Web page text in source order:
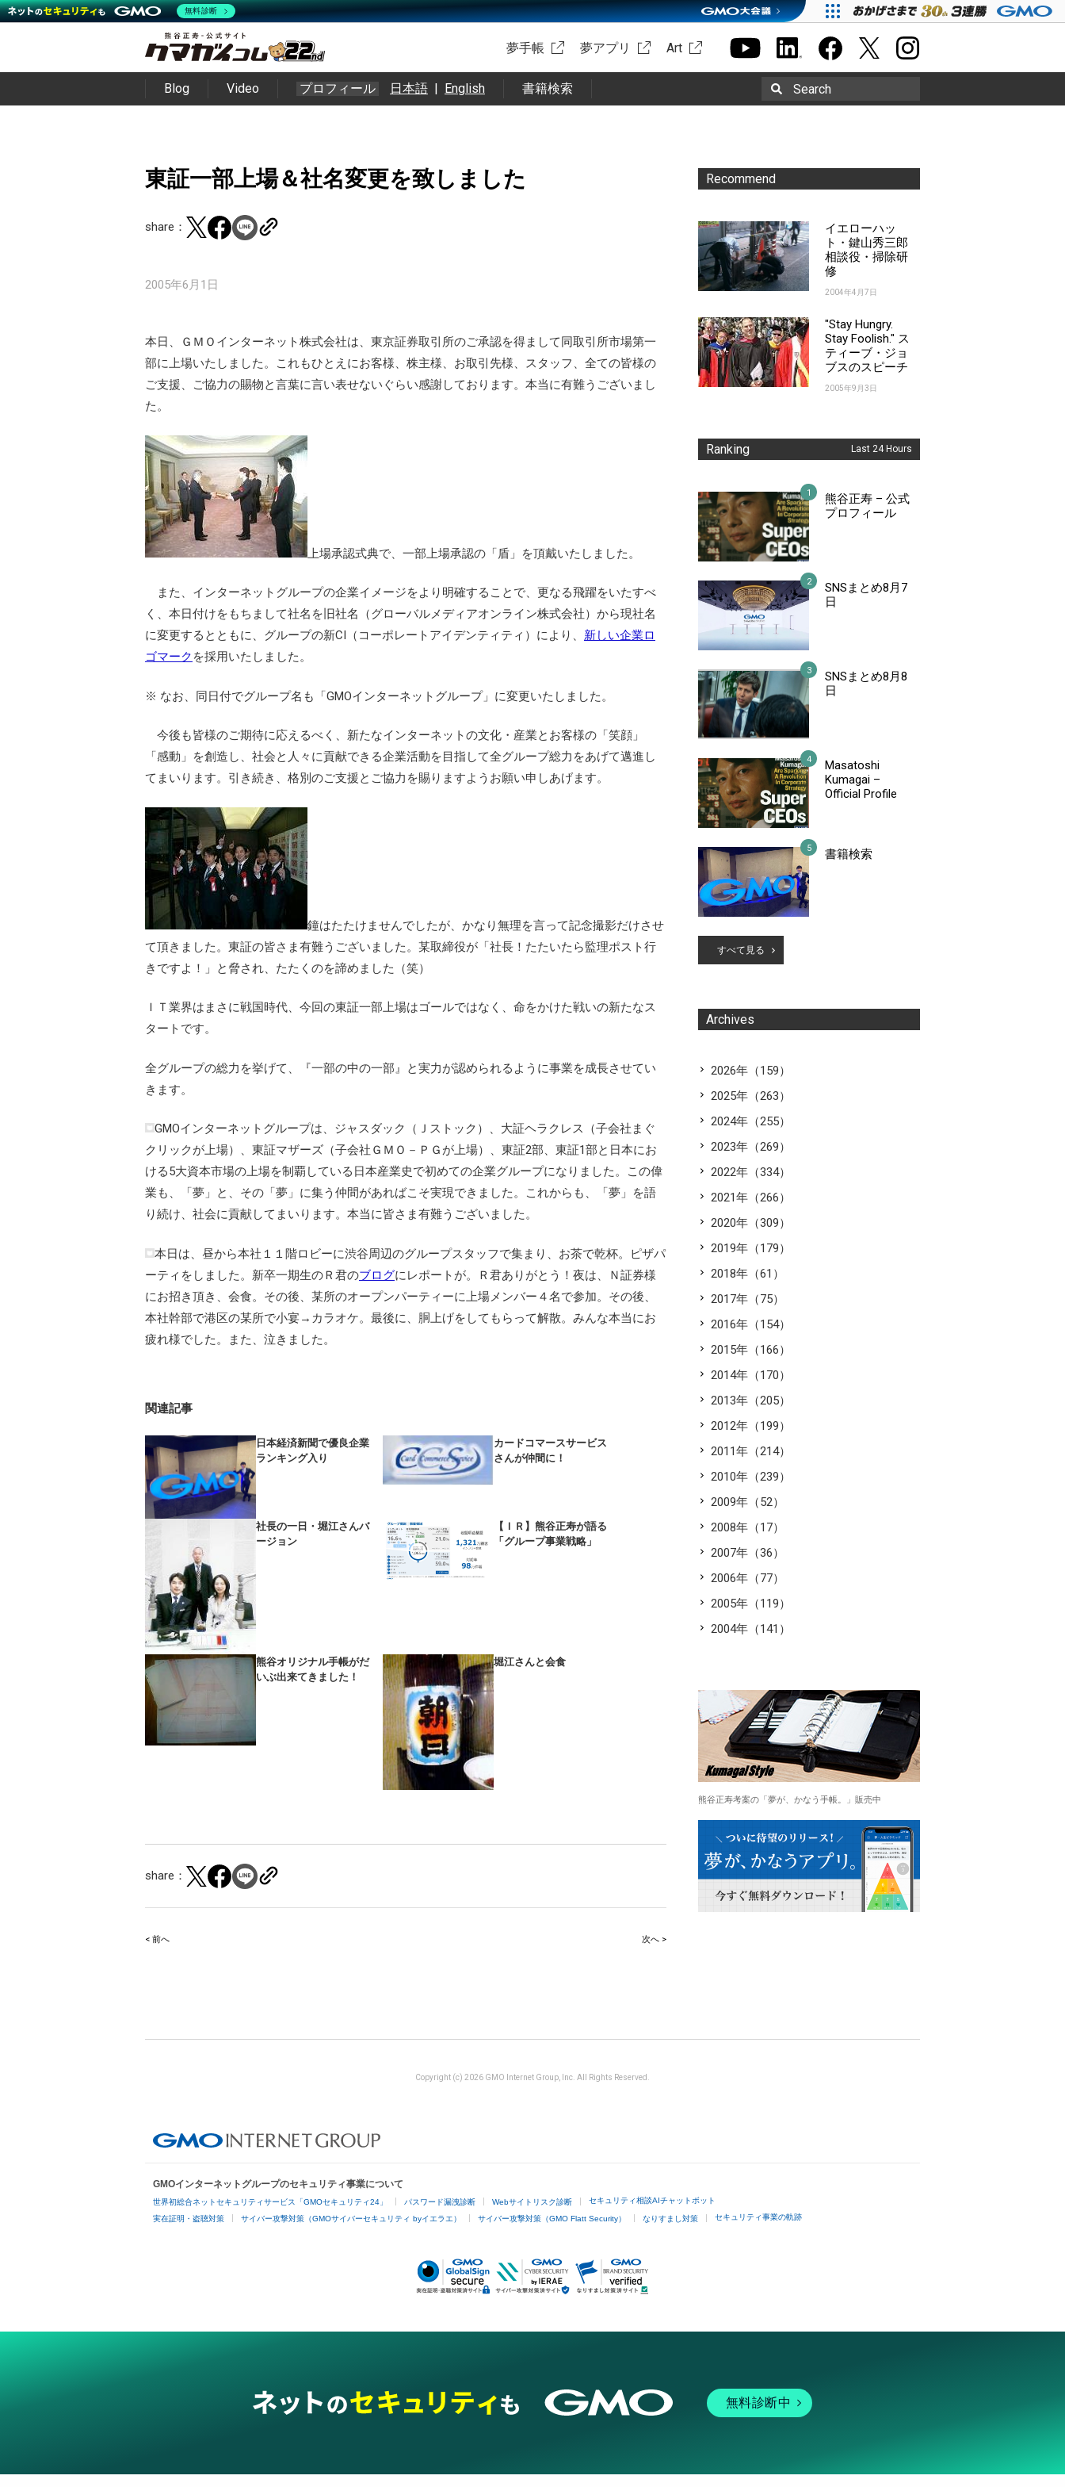
夢手帳 夢アプリ Art
Blog Video プロフィール 日本語 | English 書籍検索 Search
東証一部上場＆社名変更を致しました
share：
2005年6月1日
本日、ＧＭＯインターネット株式会社は、東京証券取引所のご承認を得まして同取引所市場第一
部に上場いたしました。これもひとえにお客様、株主様、お取引先様、スタッフ、全ての皆様の
ご支援、ご協力の賜物と言葉に言い表せないぐらい感謝しております。本当に有難うございまし
た。
上場承認式典で、一部上場承認の「盾」を頂戴いたしました。
また、インターネットグループの企業イメージをより明確することで、更なる飛躍をいたすべ
く、本日付けをもちまして社名を旧社名（グローバルメディアオンライン株式会社）から現社名
に変更するとともに、グループの新CI（コーポレートアイデンティティ）により、 新しい企業ロ
ゴマーク を採用いたしました。
※ なお、同日付でグループ名も「GMOインターネットグループ」に変更いたしました。
今後も皆様のご期待に応えるべく、新たなインターネットの文化・産業とお客様の「笑顔」
「感動」を創造し、社会と人々に貢献できる企業活動を目指して全グループ総力をあげて邁進し
てまいります。引き続き、格別のご支援とご協力を賜りますようお願い申しあげます。
鐘はたたけませんでしたが、かなり無理を言って記念撮影だけさせ
て頂きました。東証の皆さま有難うございました。某取締役が「社長！たたいたら監理ポスト行
きですよ！」と脅され、たたくのを諦めました（笑）
ＩＴ業界はまさに戦国時代、今回の東証一部上場はゴールではなく、命をかけた戦いの新たなス
タートです。
全グループの総力を挙げて、『一部の中の一部』と実力が認められるように事業を成長させてい
きます。
GMOインターネットグループは、ジャスダック（Ｊストック）、大証ヘラクレス（子会社まぐ
クリックが上場）、東証マザーズ（子会社ＧＭＯ－ＰＧが上場）、東証2部、東証1部と日本にお
ける5大資本市場の上場を制覇している日本産業史で初めての企業グループになりました。この偉
業も、「夢」と、その「夢」に集う仲間があればこそ実現できました。これからも、「夢」を語
り続け、社会に貢献してまいります。本当に皆さま有難うございました。
本日は、昼から本社１１階ロビーに渋谷周辺のグループスタッフで集まり、お茶で乾杯。ピザパ
ーティをしました。新卒一期生のＲ君のブログにレポートが。Ｒ君ありがとう！夜は、Ｎ証券様
にお招き頂き、会食。その後、某所のオープンパーティーに上場メンバー４名で参加。その後、
本社幹部で港区の某所で小宴→カラオケ。最後に、胴上げをしてもらって解散。みんな本当にお
疲れ様でした。また、泣きました。
関連記事
日本経済新聞で優良企業
ランキング入り
カードコマースサービス
さんが仲間に！
社長の一日・堀江さんバ
ージョン
【ＩＲ】熊谷正寿が語る
「グループ事業戦略」
熊谷オリジナル手帳がだ
いぶ出来てきました！
堀江さんと会食
share：
Post
< 前へ 次へ >
Recommend
イエローハッ
ト・鍵山秀三郎
相談役・掃除研
修
2004年4月7日
"Stay Hungry.
Stay Foolish." ス
ティーブ・ジョ
ブスのスピーチ
2005年9月3日
Ranking Last 24 Hours
熊谷正寿 – 公式
プロフィール
SNSまとめ8月7
日
SNSまとめ8月8
日
Masatoshi
Kumagai –
Official Profile
書籍検索
すべて見る
Archives
2026年（159）
2025年（263）
2024年（255）
2023年（269）
2022年（334）
2021年（266）
2020年（309）
2019年（179）
2018年（61）
2017年（75）
2016年（154）
2015年（166）
2014年（170）
2013年（205）
2012年（199）
2011年（214）
2010年（239）
2009年（52）
2008年（17）
2007年（36）
2006年（77）
2005年（119）
2004年（141）
熊谷正寿考案の「夢が、かなう手帳。」販売中
Copyright (c) 2026 GMO Internet Group, Inc. All Rights Reserved.
GMOインターネットグループのセキュリティ事業について
世界初総合ネットセキュリティサービス「GMOセキュリティ24」 パスワード漏洩診断 Webサイトリスク診断 セキュリティ相談AIチャットボット
実在証明・盗聴対策 サイバー攻撃対策（GMOサイバーセキュリティ byイエラエ） サイバー攻撃対策（GMO Flatt Security） なりすまし対策 セキュリティ事業の軌跡
無料診断中
無料診断